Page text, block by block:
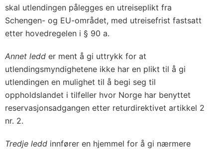
skal utlendingen pålegges en utreiseplikt fra
Schengen- og EU-området, med utreisefrist fastsatt
etter hovedregelen i § 90 a.
Annet ledd er ment å gi uttrykk for at
utlendingsmyndighetene ikke har en plikt til å gi
utlendingen en mulighet til å begi seg til
oppholdslandet i tilfeller hvor Norge har benyttet
reservasjonsadgangen etter returdirektivet artikkel 2
nr. 2.
Tredje ledd innfører en hjemmel for å gi nærmere